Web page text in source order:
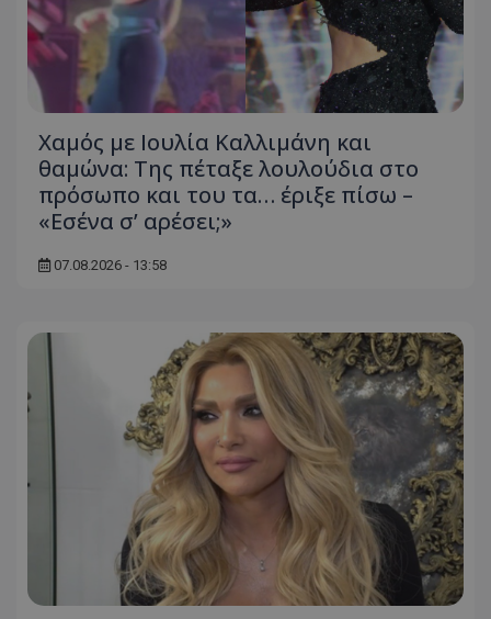
Χαμός με Ιουλία Καλλιμάνη και
θαμώνα: Της πέταξε λουλούδια στο
πρόσωπο και του τα… έριξε πίσω –
«Εσένα σ’ αρέσει;»
07.08.2026 - 13:58